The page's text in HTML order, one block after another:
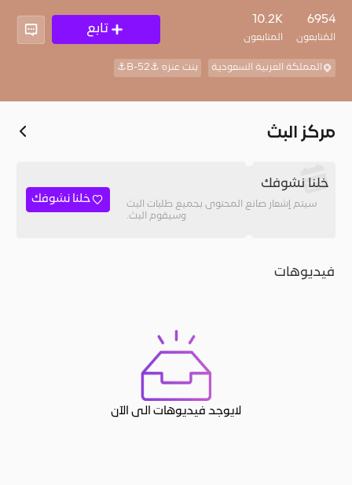
6954
المُتابعون
10.2K
المتابعون
تابع
المملكة العربية السعودية بنت عنزه ⚓️B-52⚓️
مركز البث
خلنا نشوفك
سيتم إشعار صانع المحتوى بجميع طلبات البث
وسيقوم البث.
خلنا نشوفك
فيديوهات
لايوجد فيديوهات الى الآن